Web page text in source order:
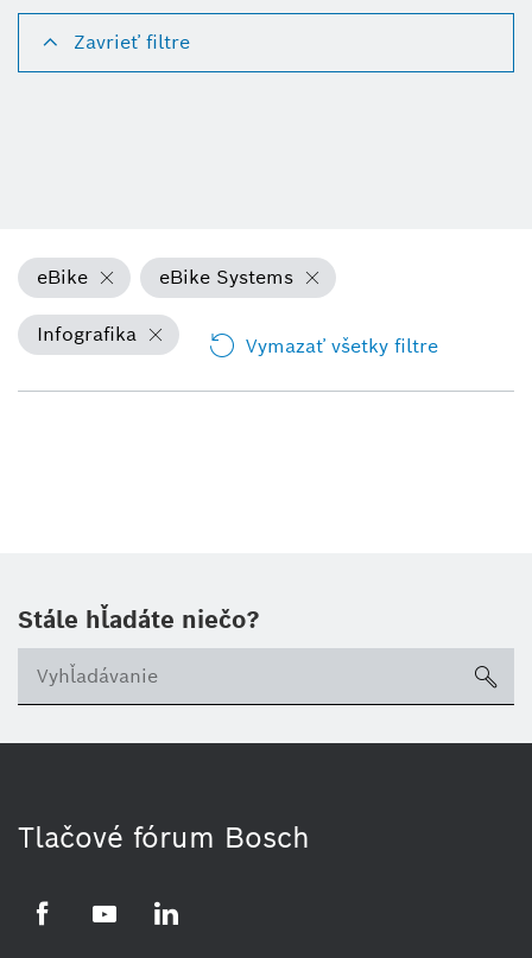
Zavrieť filtre
eBike eBike Systems
Infografika Vymazať všetky filtre
Stále hľadáte niečo?
Tlačové fórum Bosch